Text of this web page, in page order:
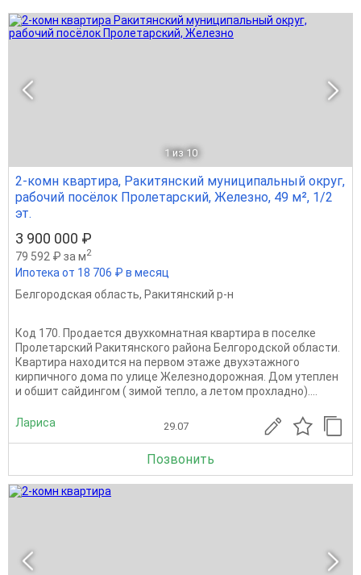
1 из 10
2-комн квартира, Ракитянский муниципальный округ,
рабочий посёлок Пролетарский, Железно, 49 м², 1/2
эт.
3 900 000 ₽
79 592 ₽ за м2
Ипотека от 18 706 ₽ в месяц
Белгородская область, Ракитянский р-н
Код 170. Продается двухкомнатная квартира в поселке
Пролетарский Ракитянского района Белгородской области.
Квартира находится на первом этаже двухэтажного
кирпичного дома по улице Железнодорожная. Дом утеплен
и обшит сайдингом ( зимой тепло, а летом прохладно)....
Лариса 29.07
Позвонить